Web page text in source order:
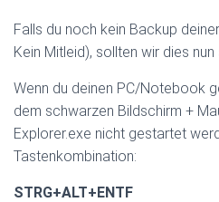
Falls du noch kein Backup
Kein Mitleid), sollten wir dies nun
Wenn du deinen PC/Notebook
dem schwarzen Bildschirm +
Explorer.exe nicht gestartet
Tastenkombination:
STRG+ALT+ENTF